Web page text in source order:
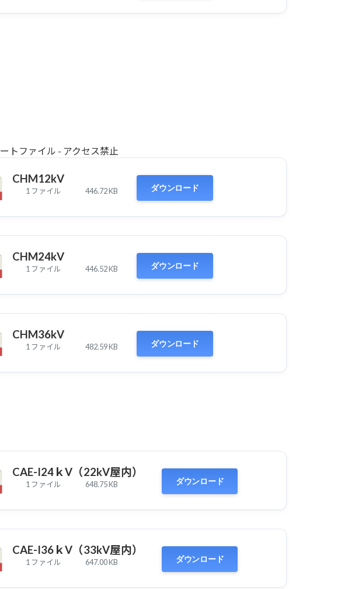
トファイル - アクセス禁止
CHM12kV
1 ファイル 446.72 KB ダウンロード
CHM24kV
1 ファイル 446.52 KB ダウンロード
CHM36kV
1 ファイル 482.59 KB ダウンロード
CAE-I24ｋV（22kV屋内）
1 ファイル 648.75 KB ダウンロード
CAE-I36ｋV（33kV屋内）
1 ファイル 647.00 KB ダウンロード